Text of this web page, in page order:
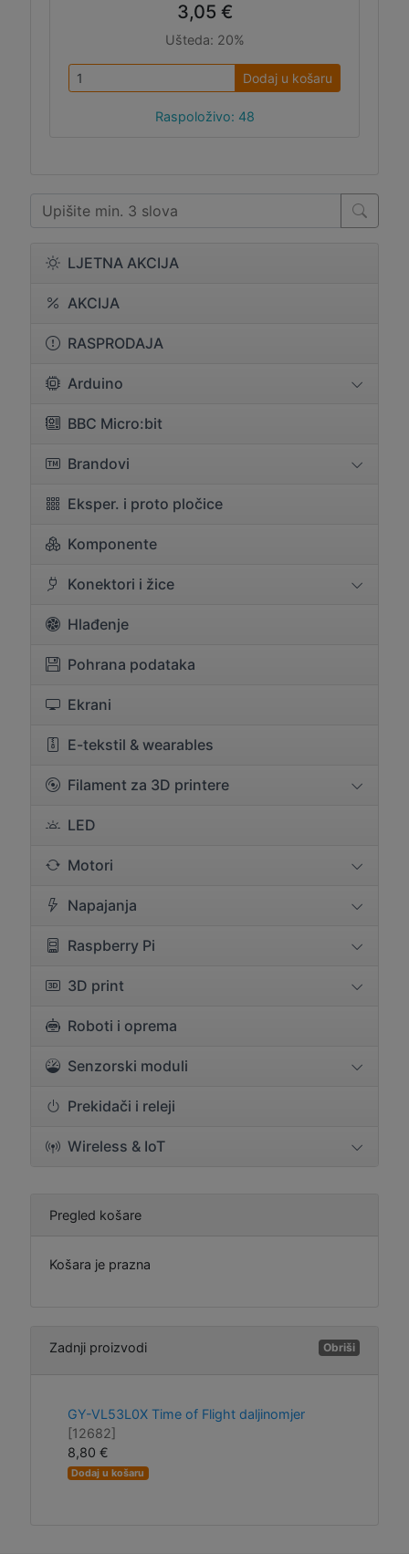
LJETNA AKCIJA
AKCIJA
RASPRODAJA
Arduino
BBC Micro:bit
Brandovi
Eksper. i proto pločice
Komponente
Konektori i žice
Hlađenje
Pohrana podataka
Ekrani
E-tekstil & wearables
Filament za 3D printere
LED
Motori
Napajanja
Raspberry Pi
3D print
Roboti i oprema
Senzorski moduli
Prekidači i releji
Wireless & IoT
3,05 €
Ušteda: 20%
Dodaj u košaru
Raspoloživo: 48
Pregled košare
Košara je prazna
Zadnji proizvodi Obriši
GY-VL53L0X Time of Flight daljinomjer
[12682]
8,80 €
Dodaj u košaru